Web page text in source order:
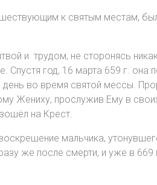
к святым местам,
и трудом, не сторонясь
год, 16 марта 659 г. она
день во время святой мессы.
Жениху, прослужив Ему в
на Крест.
мальчика,
же после смерти, и уже в